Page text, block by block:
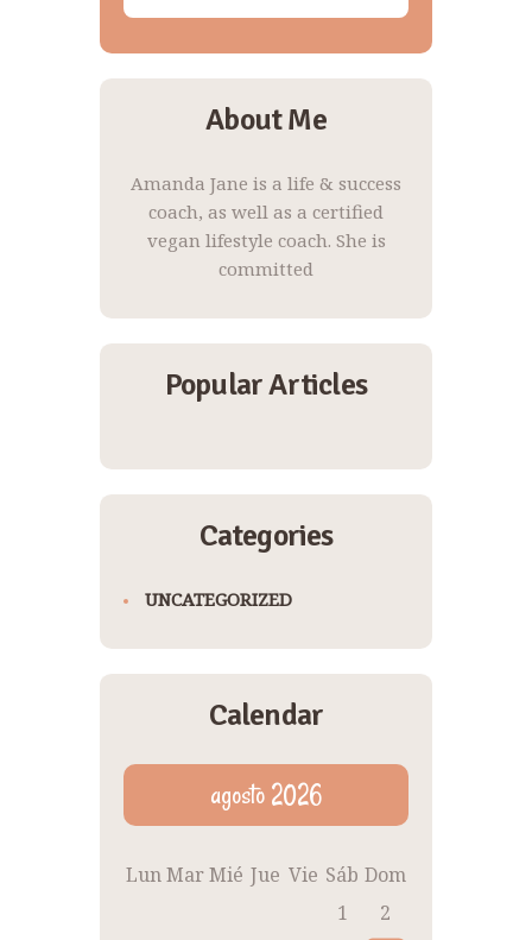
About Me
Amanda Jane is a life & success
coach, as well as a certified
vegan lifestyle coach. She is
committed
Popular Articles
Categories
UNCATEGORIZED
Calendar
agosto 2026
LunMarMié Jue Vie Sáb Dom
1
2